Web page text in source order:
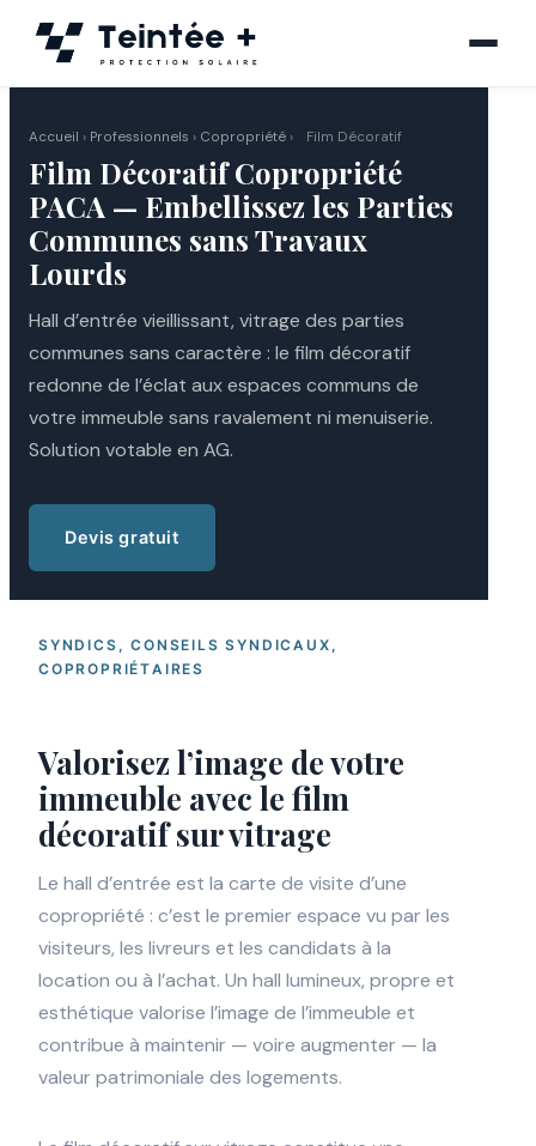
Accueil › Professionnels › Copropriété › Film Décoratif
Film Décoratif Copropriété
PACA — Embellissez les Parties
Communes sans Travaux
Lourds
Hall d’entrée vieillissant, vitrage des parties
communes sans caractère : le film décoratif
redonne de l’éclat aux espaces communs de
votre immeuble sans ravalement ni menuiserie.
Solution votable en AG.
Devis gratuit
SYNDICS, CONSEILS SYNDICAUX,
COPROPRIÉTAIRES
Valorisez l’image de votre
immeuble avec le film
décoratif sur vitrage
Le hall d’entrée est la carte de visite d’une
copropriété : c’est le premier espace vu par les
visiteurs, les livreurs et les candidats à la
location ou à l’achat. Un hall lumineux, propre et
esthétique valorise l’image de l’immeuble et
contribue à maintenir — voire augmenter — la
valeur patrimoniale des logements.